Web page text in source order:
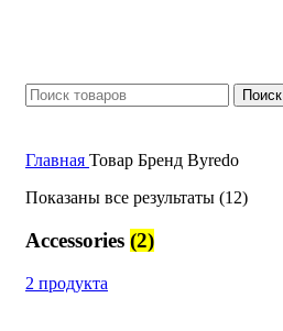
Поиск
Главная Товар Бренд Byredo
Показаны все результаты (12)
Accessories (2)
2 продукта